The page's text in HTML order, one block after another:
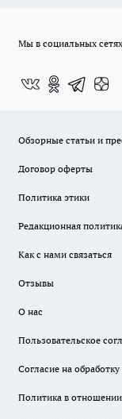
Мы в социальных сетях
Обзорные статьи и
Договор оферты
Политика этики
Редакционная
Как с нами связаться
Отзывы
О нас
Пользовательское
Согласие на
Политика в